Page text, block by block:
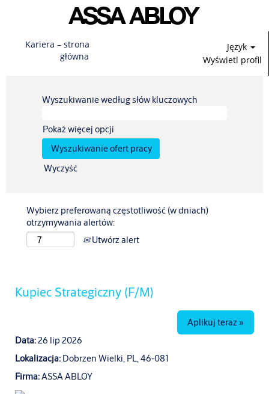
Kariera – strona
główna
Język
Wyświetl profil
Wyszukiwanie według słów kluczowych
Pokaż więcej opcji
Wyczyść
Wybierz preferowaną częstotliwość (w dniach)
otrzymywania alertów:
Utwórz alert
Kupiec Strategiczny (F/M)
Aplikuj teraz »
Data:26 lip 2026
Lokalizacja: Dobrzen Wielki, PL, 46-081
Firma:ASSA ABLOY